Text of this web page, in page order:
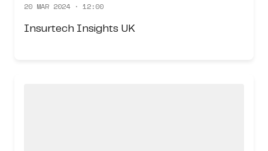
20 MAR 2024 · 12:00
Insurtech Insights UK